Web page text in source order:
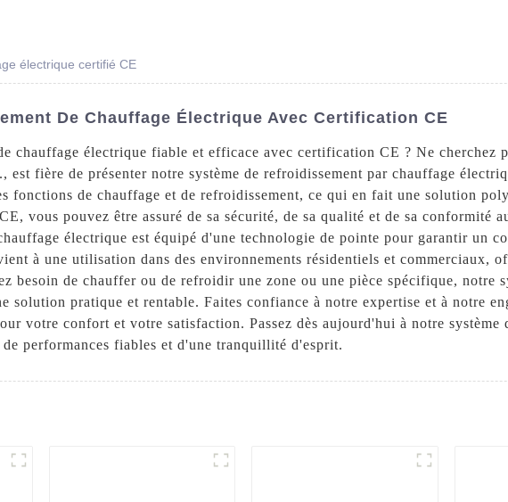
électrique certifié CE
De Chauffage Électrique Avec Certification CE
chauffage électrique fiable et efficace avec certification CE ? Ne cherchez
fière de présenter notre système de refroidissement par chauffage
fonctions de chauffage et de refroidissement, ce qui en fait une solution
vous pouvez être assuré de sa sécurité, de sa qualité et de sa conformité
électrique est équipé d'une technologie de pointe pour garantir un
à une utilisation dans des environnements résidentiels et commerciaux,
besoin de chauffer ou de refroidir une zone ou une pièce spécifique, notre
solution pratique et rentable. Faites confiance à notre expertise et à notre
votre confort et votre satisfaction. Passez dès aujourd'hui à notre système
performances fiables et d'une tranquillité d'esprit.